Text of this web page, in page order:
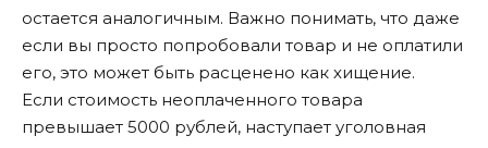
остается аналогичным. Важно понимать, что даже
если вы просто попробовали товар и не оплатили
его, это может быть расценено как хищение.
Если стоимость неоплаченного товара
превышает 5000 рублей, наступает уголовная